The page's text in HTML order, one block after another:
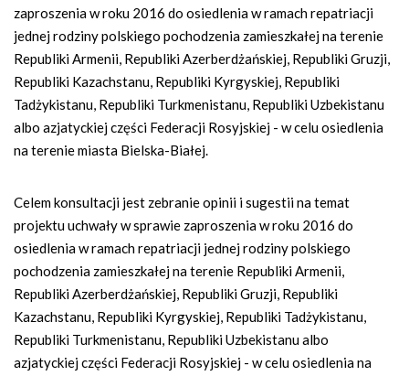
zaproszenia w roku 2016 do osiedlenia w ramach repatriacji
jednej rodziny polskiego pochodzenia zamieszkałej na terenie
Republiki Armenii, Republiki Azerberdżańskiej, Republiki Gruzji,
Republiki Kazachstanu, Republiki Kyrgyskiej, Republiki
Tadżykistanu, Republiki Turkmenistanu, Republiki Uzbekistanu
albo azjatyckiej części Federacji Rosyjskiej - w celu osiedlenia
na terenie miasta Bielska-Białej.
Celem konsultacji jest zebranie opinii i sugestii na temat
projektu uchwały w sprawie zaproszenia w roku 2016 do
osiedlenia w ramach repatriacji jednej rodziny polskiego
pochodzenia zamieszkałej na terenie Republiki Armenii,
Republiki Azerberdżańskiej, Republiki Gruzji, Republiki
Kazachstanu, Republiki Kyrgyskiej, Republiki Tadżykistanu,
Republiki Turkmenistanu, Republiki Uzbekistanu albo
azjatyckiej części Federacji Rosyjskiej - w celu osiedlenia na